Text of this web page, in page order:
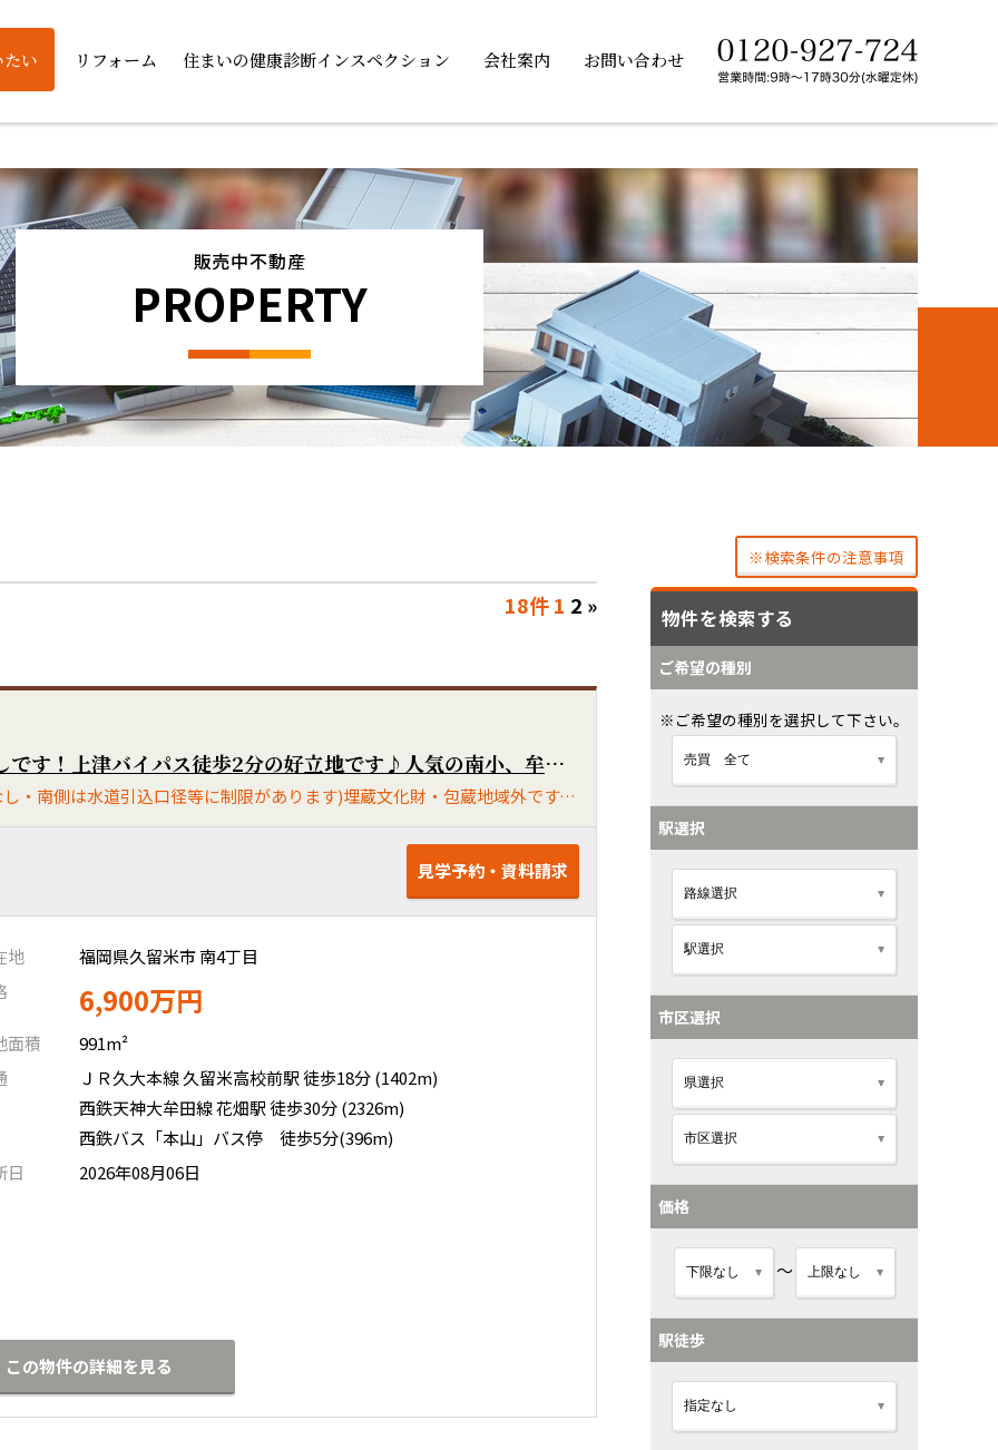
い リフォーム 住まいの健康診断インスペクション 会社案内 お問い合わせ
販売中不動産
PROPERTY
※検索条件の注意事項
物件を検索する
ご希望の種別
※ご希望の種別を選択して下さい。
駅選択
市区選択
価格
～
駅徒歩
18件1 2 »
南4丁目に大型敷地が出ました！建築条件なしです！上津バイパス徒歩2分の好立地です♪人気の南小、牟田山中校区！北、南に接道があります！現況渡しになります。北、南道路とも久留米市道です。
北、南道路とも、上下水道が入ってます(敷地内引込なし・南側は水道引込口径等に制限があります)埋蔵文化財・包蔵地域外です。冠水履歴ありません。
見学予約・資料請求
地
福岡県久留米市 南4丁目
6,900万円
面積
991m²
ＪＲ久大本線 久留米高校前駅 徒歩18分 (1402m)
西鉄天神大牟田線 花畑駅 徒歩30分 (2326m)
西鉄バス「本山」バス停 徒歩5分(396m)
日
2026年08月06日
この物件の詳細を見る